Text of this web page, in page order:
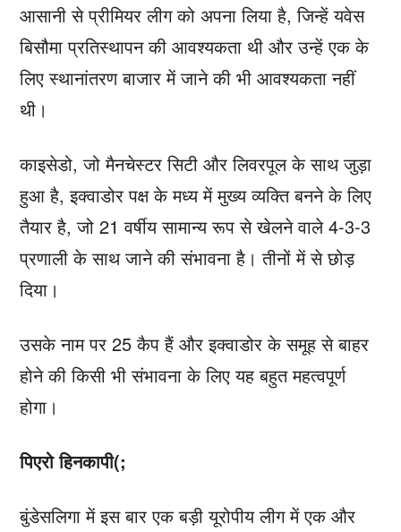
आसानी से प्रीमियर लीग को अपना लिया है, जिन्हें यवेस
बिसौमा प्रतिस्थापन की आवश्यकता थी और उन्हें एक के
लिए स्थानांतरण बाजार में जाने की भी आवश्यकता नहीं
थी।
काइसेडो, जो मैनचेस्टर सिटी और लिवरपूल के साथ जुड़ा
हुआ है, इक्वाडोर पक्ष के मध्य में मुख्य व्यक्ति बनने के लिए
तैयार है, जो 21 वर्षीय सामान्य रूप से खेलने वाले 4-3-3
प्रणाली के साथ जाने की संभावना है। तीनों में से छोड़
दिया।
उसके नाम पर 25 कैप हैं और इक्वाडोर के समूह से बाहर
होने की किसी भी संभावना के लिए यह बहुत महत्वपूर्ण
होगा।
पिएरो हिनकापी(;
बुंडेसलिगा में इस बार एक बड़ी यूरोपीय लीग में एक और